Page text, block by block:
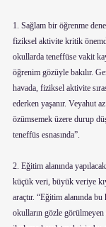
1. Sağlam bir öğrenme
fiziksel aktivite kritik
okullarda teneffüse vakit
öğrenim gözüyle bakılır.
havada, fiziksel aktivite
ederken yaşanır. Veyahut
özümsemek üzere durup
teneffüs esnasında”.
2. Eğitim alanında
küçük veri, büyük veriye
araçtır. “Eğitim alanında
okulların gözle